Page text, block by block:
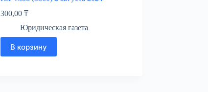
300,00 ₸
Юридическая газета
В корзину